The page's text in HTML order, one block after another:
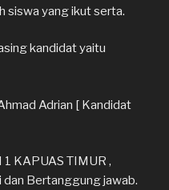
siswa yang ikut serta.
kandidat yaitu
Adrian [ Kandidat
1 KAPUAS TIMUR ,
dan Bertanggung jawab.